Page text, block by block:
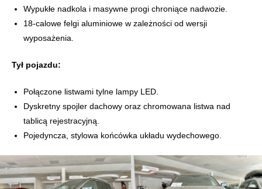
Wypukłe nadkola i masywne progi chroniące nadwozie.
18‑calowe felgi aluminiowe w zależności od wersji
wyposażenia.
Tył pojazdu:
Połączone listwami tylne lampy LED.
Dyskretny spojler dachowy oraz chromowana listwa nad
tablicą rejestracyjną.
Pojedyncza, stylowa końcówka układu wydechowego.